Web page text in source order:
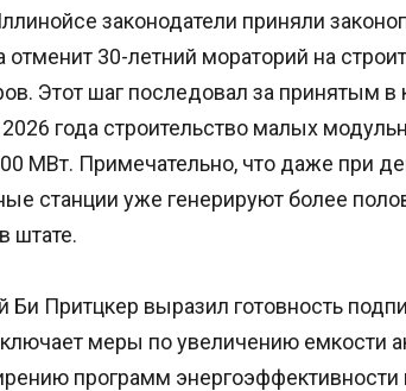
законодатели приняли
отменит 30-летний мораторий на
Этот шаг последовал за принятым в
года строительство малых
МВт. Примечательно, что даже при
станции уже генерируют более
штате.
Би Притцкер выразил готовность
меры по увеличению емкости
программ